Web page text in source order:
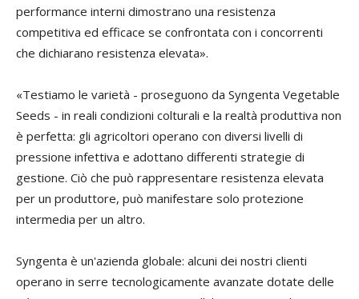
performance interni dimostrano una resistenza
competitiva ed efficace se confrontata con i concorrenti
che dichiarano resistenza elevata».
«Testiamo le varietà - proseguono da Syngenta Vegetable
Seeds - in reali condizioni colturali e la realtà produttiva non
è perfetta: gli agricoltori operano con diversi livelli di
pressione infettiva e adottano differenti strategie di
gestione. Ciò che può rappresentare resistenza elevata
per un produttore, può manifestare solo protezione
intermedia per un altro.
Syngenta è un'azienda globale: alcuni dei nostri clienti
operano in serre tecnologicamente avanzate dotate delle